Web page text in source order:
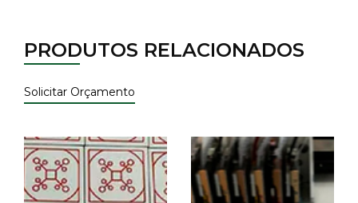
PRODUTOS RELACIONADOS
Solicitar Orçamento